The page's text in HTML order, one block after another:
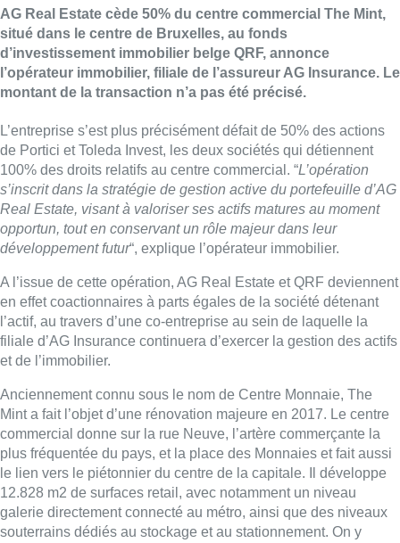
AG Real Estate cède 50% du centre commercial The Mint,
situé dans le centre de Bruxelles, au fonds
d’investissement immobilier belge QRF, annonce
l’opérateur immobilier, filiale de l’assureur AG Insurance. Le
montant de la transaction n’a pas été précisé.
L’entreprise s’est plus précisément défait de 50% des actions
de Portici et Toleda Invest, les deux sociétés qui détiennent
100% des droits relatifs au centre commercial. “L’opération
s’inscrit dans la stratégie de gestion active du portefeuille d’AG
Real Estate, visant à valoriser ses actifs matures au moment
opportun, tout en conservant un rôle majeur dans leur
développement futur“, explique l’opérateur immobilier.
A l’issue de cette opération, AG Real Estate et QRF deviennent
en effet coactionnaires à parts égales de la société détenant
l’actif, au travers d’une co-entreprise au sein de laquelle la
filiale d’AG Insurance continuera d’exercer la gestion des actifs
et de l’immobilier.
Anciennement connu sous le nom de Centre Monnaie, The
Mint a fait l’objet d’une rénovation majeure en 2017. Le centre
commercial donne sur la rue Neuve, l’artère commerçante la
plus fréquentée du pays, et la place des Monnaies et fait aussi
le lien vers le piétonnier du centre de la capitale. Il développe
12.828 m2 de surfaces retail, avec notamment un niveau
galerie directement connecté au métro, ainsi que des niveaux
souterrains dédiés au stockage et au stationnement. On y